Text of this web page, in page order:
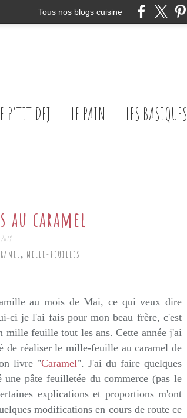
Tous nos blogs cuisine
P'TIT DEJ LE PAIN LES BASIQUES
caramel
, MILLE-FEUILLES
au mois de Mai, ce qui veux dire
ci je l'ai fais pour mon beau frère, c'est
feuille tout les ans. Cette année j'ai
de réaliser le mille-feuille au caramel de
livre "Caramel". J'ai du faire quelques
pâte feuilletée du commerce (pas le
explications et proportions m'ont
modifications en cours de route ce